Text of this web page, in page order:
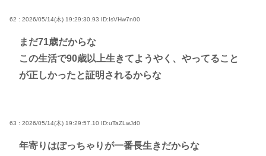
62 : 2026/05/14(木) 19:29:30.93 ID:IsVHw7n00
まだ71歳だからな
この生活で90歳以上生きてようやく、やってること
が正しかったと証明されるからな
63 : 2026/05/14(木) 19:29:57.10 ID:uTaZLwJd0
年寄りはぽっちゃりが一番長生きだからな